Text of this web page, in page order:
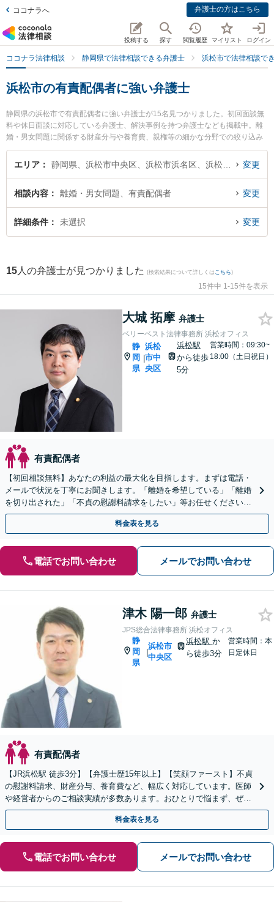
ココナラへ 弁護士の方はこちら
投稿する 探す 閲覧履歴 マイリスト ログイン
ココナラ法律相談 静岡県で法律相談できる弁護士 浜松市で法律相談で
浜松市の有責配偶者に強い弁護士
静岡県の浜松市で有責配偶者に強い弁護士が15名見つかりました。初回面談無
料や休日面談に対応している弁護士、解決事例を持つ弁護士なども掲載中。離
婚・男女問題に関係する財産分与や養育費、親権等の細かな分野での絞り込み
検索もでき便利です。特にベリーベスト法律事務所 浜松オフィスの大城 拓摩弁
護士やJPS総合法律事務所 浜松オフィスの津木 陽一郎弁護士、あさがお法律事
弁護士に相談したい』『有責配偶者のトラブル解決の実績豊富な近くの弁護士
を検索したい』『初回相談無料で有責配偶者を法律相談できる浜松市内の弁護
士に相談予約したい』などでお困りの相談者さんにおすすめです。
エリア 変更
相談内容 離婚・男女問題、有責配偶者 変更
詳細条件 未選択 変更
15 人の弁護士が見つかりました (検索結果について詳しくは こちら)
15件中 1-15件を表示
大城 拓摩 弁護士
ベリーベスト法律事務所 浜松オフィス
静
岡
県
|
浜松
市中
央区
浜松駅
から徒歩
5分
営業時間：09:30~
18:00（土日祝日）
有責配偶者
【初回相談無料】あなたの利益の最大化を目指します。まずは電話・
メールで状況を丁寧にお聞きします。「離婚を希望している」「離婚
を切り出された」「不貞の慰謝料請求をしたい」等お任せください。
【リーズナブルな料金設定】
料金表を見る
電話でお問い合わせ メールでお問い合わせ
津木 陽一郎 弁護士
JPS総合法律事務所 浜松オフィス
静
岡
県
|
浜松市
中央区
浜松駅 か
ら徒歩3分
営業時間：本
日定休日
有責配偶者
【JR浜松駅 徒歩3分】【弁護士歴15年以上】【笑顔ファースト】不貞
の慰謝料請求、財産分与、養育費など、幅広く対応しています。医師
や経営者からのご相談実績が多数あります。おひとりで悩まず、ぜひ
弁護士にご相談ください。【初回面談無料】
料金表を見る
電話でお問い合わせ メールでお問い合わせ